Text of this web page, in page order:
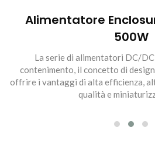
Alimentatore
500W
La serie di alimentatori DC/
contenimento, il concetto di
offrire i vantaggi di alta efficienza,
qualità e